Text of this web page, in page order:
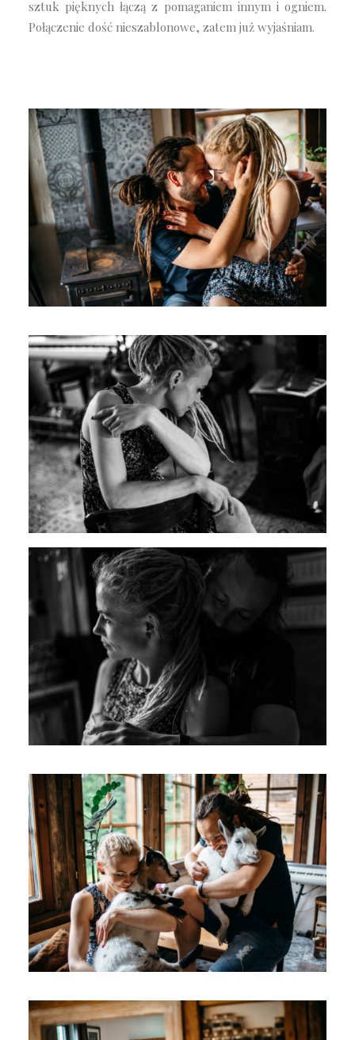
sztuk pięknych łączą z pomaganiem innym i ogniem.
Połączenie dość nieszablonowe, zatem już wyjaśniam.